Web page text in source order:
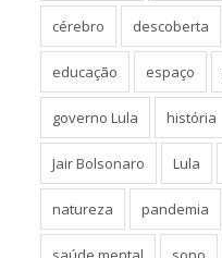
cérebro descoberta
educação espaço
governo Lula história
Jair Bolsonaro Lula
natureza pandemia